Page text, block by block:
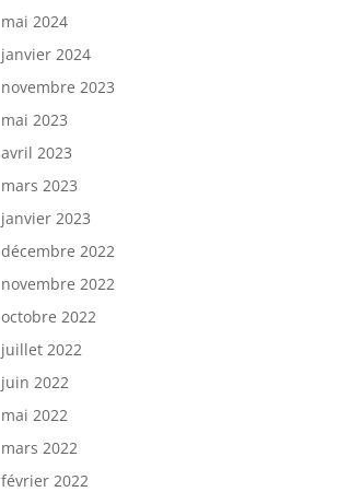
mai 2024
janvier 2024
novembre 2023
mai 2023
avril 2023
mars 2023
janvier 2023
décembre 2022
novembre 2022
octobre 2022
juillet 2022
juin 2022
mai 2022
mars 2022
février 2022